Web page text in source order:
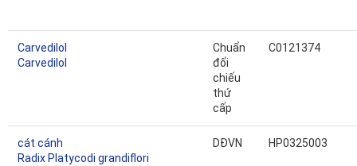
Carvedilol
Carvedilol
Chuẩn
đối
chiếu
thứ
cấp
C0121374
cát cánh
Radix Platycodi grandiflori
DĐVN HP0325003